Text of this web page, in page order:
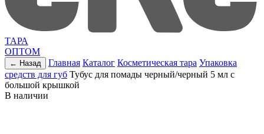
ТАРА
ОПТОМ
← Назад Главная Каталог Косметическая тара Упаковка
средств для губ Тубус для помады черный/черный 5 мл с
большой крышкой
В наличии